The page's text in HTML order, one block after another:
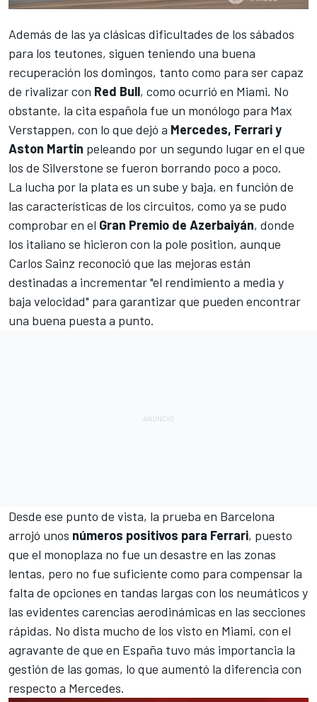
Además de las ya clásicas dificultades de los sábados
para los teutones, siguen teniendo una buena
recuperación los domingos, tanto como para ser capaz
de rivalizar con Red Bull, como ocurrió en Miami. No
obstante, la cita española fue un monólogo para Max
Verstappen, con lo que dejó a Mercedes, Ferrari y
Aston Martin peleando por un segundo lugar en el que
los de Silverstone se fueron borrando poco a poco.
La lucha por la plata es un sube y baja, en función de
las características de los circuitos, como ya se pudo
comprobar en el Gran Premio de Azerbaiyán, donde
los italiano se hicieron con la pole position, aunque
Carlos Sainz reconoció que las mejoras están
destinadas a incrementar "el rendimiento a media y
baja velocidad" para garantizar que pueden encontrar
una buena puesta a punto.
Desde ese punto de vista, la prueba en Barcelona
arrojó unos números positivos para Ferrari, puesto
que el monoplaza no fue un desastre en las zonas
lentas, pero no fue suficiente como para compensar la
falta de opciones en tandas largas con los neumáticos y
las evidentes carencias aerodinámicas en las secciones
rápidas. No dista mucho de los visto en Miami, con el
agravante de que en España tuvo más importancia la
gestión de las gomas, lo que aumentó la diferencia con
respecto a Mercedes.